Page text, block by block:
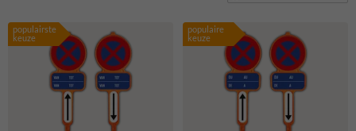
verkeersbord plaatsing.
populairste
keuze
populaire
keuze